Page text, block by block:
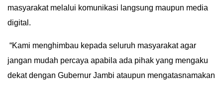
INFOGRAFIS
ADVERTORIAL
masyarakat melalui komunikasi langsung maupun media
digital.
“Kami menghimbau kepada seluruh masyarakat agar
jangan mudah percaya apabila ada pihak yang mengaku
dekat dengan Gubernur Jambi ataupun mengatasnamakan